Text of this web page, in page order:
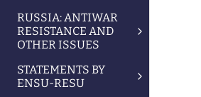
RUSSIA: ANTIWAR
RESISTANCE AND
OTHER ISSUES
STATEMENTS BY
ENSU-RESU